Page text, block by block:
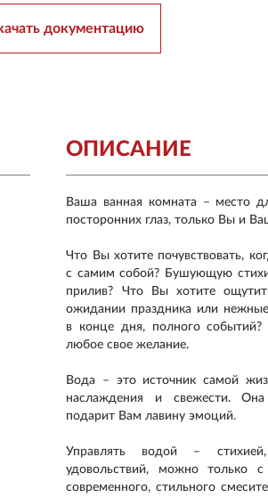
документацию
ОПИСАНИЕ
Ваша ванная комната – место
посторонних глаз, только Вы и
Что Вы хотите почувствовать,
с самим собой? Бушующую
прилив? Что Вы хотите
ожидании праздника или
в конце дня, полного
любое свое желание.
Вода – это источник самой
наслаждения и свежести.
подарит Вам лавину эмоций.
Управлять водой –
удовольствий, можно только
современного, стильного